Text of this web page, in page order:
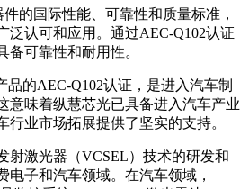
的国际性能、可靠性和质量标准，
泛认可和应用。通过AEC-Q102认证
备可靠性和耐用性。
品的AEC-Q102认证，是进入汽车制
意味着纵慧芯光已具备进入汽车产业
行业市场拓展提供了坚实的支持。
射激光器（VCSEL）技术的研发和
电子和汽车领域。在汽车领域，